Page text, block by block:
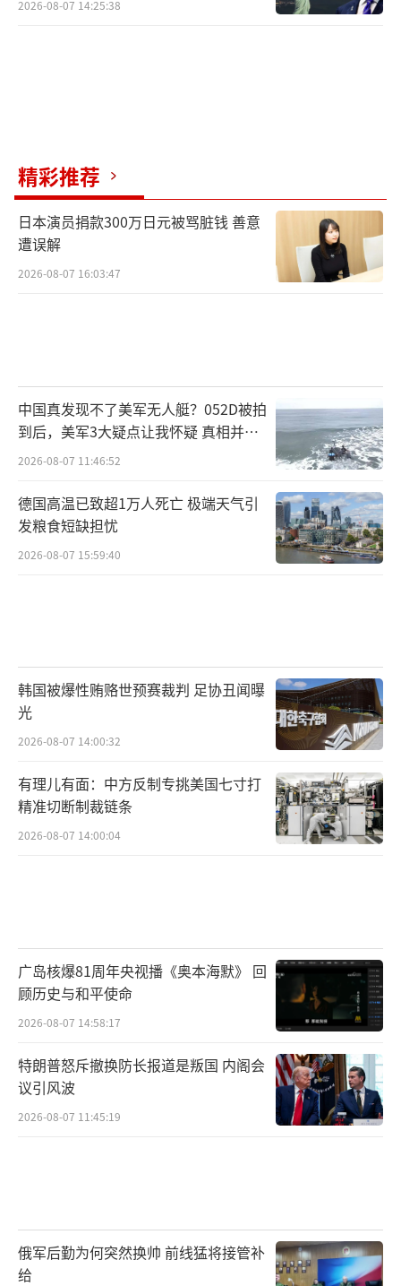
2026-08-07 14:25:38
精彩推荐
日本演员捐款300万日元被骂脏钱 善意
遭误解
2026-08-07 16:03:47
中国真发现不了美军无人艇？052D被拍
到后，美军3大疑点让我怀疑 真相并非
如此
2026-08-07 11:46:52
德国高温已致超1万人死亡 极端天气引
发粮食短缺担忧
2026-08-07 15:59:40
韩国被爆性贿赂世预赛裁判 足协丑闻曝
光
2026-08-07 14:00:32
有理儿有面：中方反制专挑美国七寸打
精准切断制裁链条
2026-08-07 14:00:04
广岛核爆81周年央视播《奥本海默》 回
顾历史与和平使命
2026-08-07 14:58:17
特朗普怒斥撤换防长报道是叛国 内阁会
议引风波
2026-08-07 11:45:19
俄军后勤为何突然换帅 前线猛将接管补
给